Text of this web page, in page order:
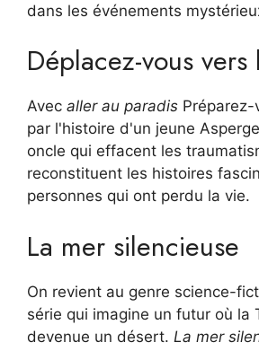
dans les événements
Déplacez-vous
Avec aller au paradis Préparez-
par l'histoire d'un jeune
oncle qui effacent les
reconstituent les histoires
personnes qui ont perdu la vie.
La mer silencieuse
On revient au genre science-
série qui imagine un futur où la
devenue un désert. La mer